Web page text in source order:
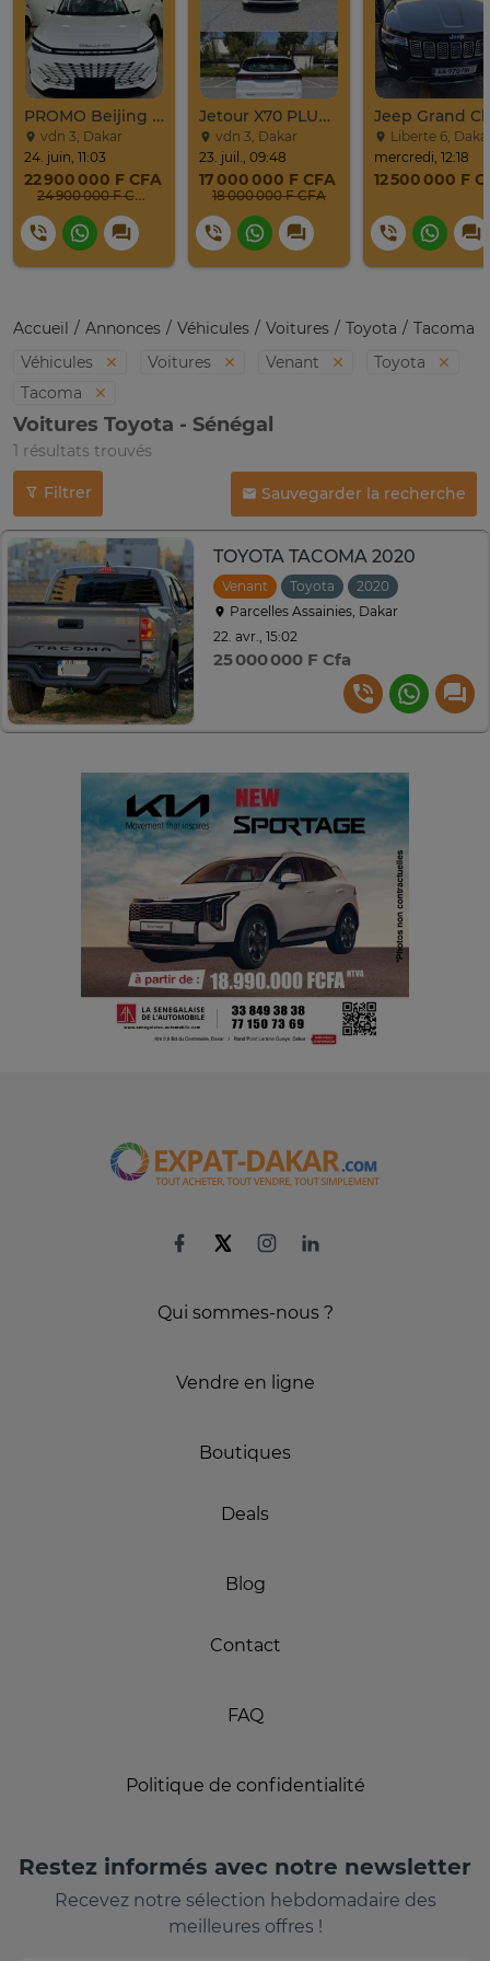
PROMO Beijing X7 / 2025
vdn 3, Dakar
24. juin, 11:03
22 900 000 F CFA
24 900 000 F CFA
Jetour X70 PLUS 2024
vdn 3, Dakar
23. juil., 09:48
17 000 000 F CFA
18 000 000 F CFA
Liberte 6,
mercredi, 12:18
12 500 000 F
Accueil Annonces Véhicules Voitures Toyota
Tacoma
Véhicules
Voitures Venant
Toyota
Tacoma
Voitures Toyota - Sénégal
1 résultats trouvés
Filtrer Sauvegarder la recherche
TOYOTA TACOMA 2020
Venant Toyota 2020
Parcelles Assainies, Dakar
22. avr., 15:02
25 000 000 F Cfa
Qui sommes-nous ?
Vendre en ligne
Boutiques
Deals
Blog
Contact
FAQ
Politique de confidentialité
Restez informés avec notre newsletter
Recevez notre sélection hebdomadaire des
meilleures offres !